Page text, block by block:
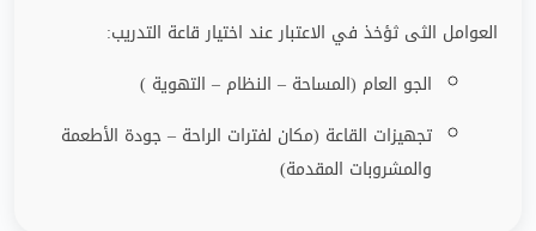
العوامل الثى ثؤخذ في الاعتبار عند اختيار قاعة التدريب:
الجو العام (المساحة – النظام – التهوية )
تجهيزات القاعة (مكان لفترات الراحة –جودة الأطعمة
والمشروبات المقدمة)